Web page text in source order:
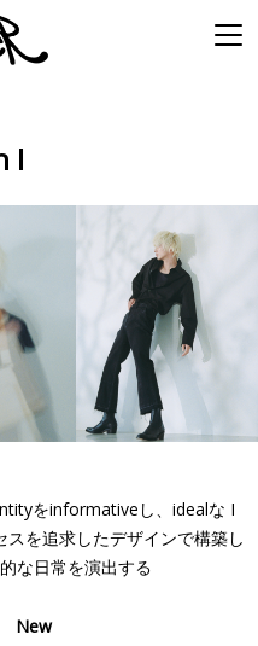
I
をinformativeし、idealな I
を追求したデザインで構築し
な日常を演出する
New